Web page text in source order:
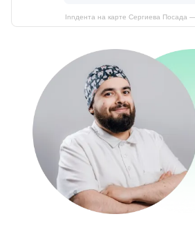
Innдента на карте Сергиева Посада